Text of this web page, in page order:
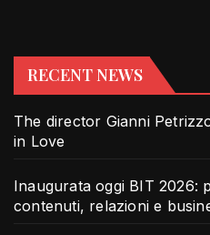
RECENT NEWS
The director Gianni
in Love
Inaugurata oggi BIT 2026:
contenuti, relazioni e